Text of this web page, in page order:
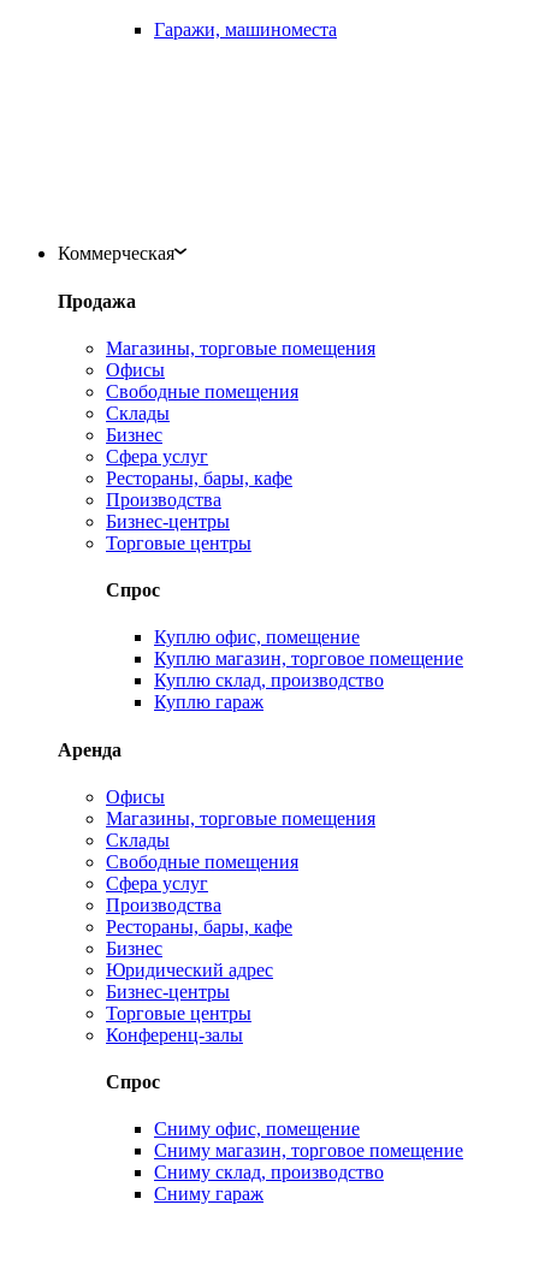
Гаражи, машиноместа
Коммерческая
Продажа
Магазины, торговые помещения
Офисы
Свободные помещения
Склады
Бизнес
Сфера услуг
Рестораны, бары, кафе
Производства
Бизнес-центры
Торговые центры
Спрос
Куплю офис, помещение
Куплю магазин, торговое помещение
Куплю склад, производство
Куплю гараж
Аренда
Офисы
Магазины, торговые помещения
Склады
Свободные помещения
Сфера услуг
Производства
Рестораны, бары, кафе
Бизнес
Юридический адрес
Бизнес-центры
Торговые центры
Конференц-залы
Спрос
Сниму офис, помещение
Сниму магазин, торговое помещение
Сниму склад, производство
Сниму гараж